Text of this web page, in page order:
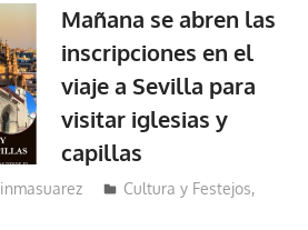
Mañana se abren las
inscripciones en el
viaje a Sevilla para
visitar iglesias y
capillas
inmasuarez Cultura y Festejos,